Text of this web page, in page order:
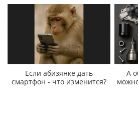
Если абизянке дать
смартфон - что изменится?
А